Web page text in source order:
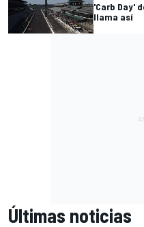
'Carb Day'
llama así
Últimas noticias